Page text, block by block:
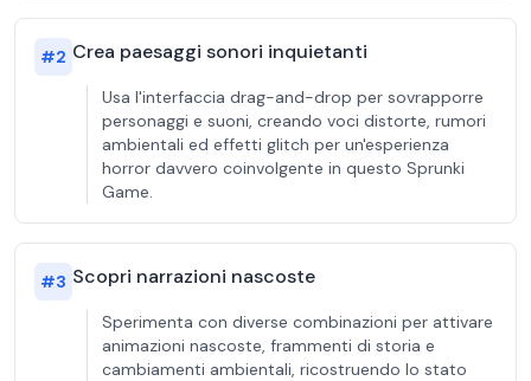
#2 Crea paesaggi sonori inquietanti
Usa l'interfaccia drag-and-drop per sovrapporre
personaggi e suoni, creando voci distorte, rumori
ambientali ed effetti glitch per un'esperienza
horror davvero coinvolgente in questo Sprunki
Game.
#3 Scopri narrazioni nascoste
Sperimenta con diverse combinazioni per attivare
animazioni nascoste, frammenti di storia e
cambiamenti ambientali, ricostruendo lo stato